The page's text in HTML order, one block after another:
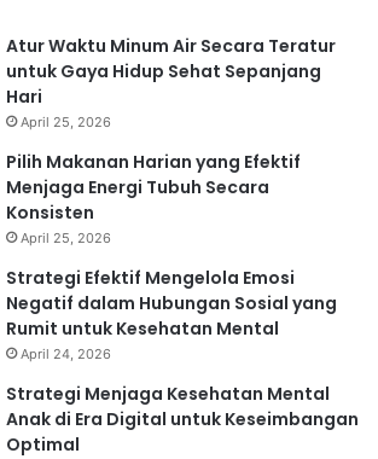
Atur Waktu Minum Air Secara Teratur
untuk Gaya Hidup Sehat Sepanjang
Hari
April 25, 2026
Pilih Makanan Harian yang Efektif
Menjaga Energi Tubuh Secara
Konsisten
April 25, 2026
Strategi Efektif Mengelola Emosi
Negatif dalam Hubungan Sosial yang
Rumit untuk Kesehatan Mental
April 24, 2026
Strategi Menjaga Kesehatan Mental
Anak di Era Digital untuk Keseimbangan
Optimal